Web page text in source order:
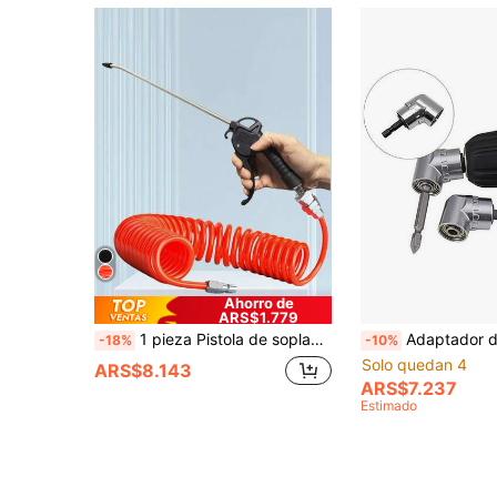
Ahorro de
ARS$1.779
-18% 1 pieza Pistola de soplado de aire extra larga de alto flujo - Manguera de aire extendida, boquilla de aire industrial y doméstica de alta presión, material de PP duradero, adecuada para el soplado de polvo del compresor de aire, accesorio de pistola de aire, color negro
ARS$8.143
-10% Adaptador de destornillador de cambio rápido a 105°, con zócalo magnético para brocas, compatible con
Solo quedan 4
ARS$7.237
Estimado